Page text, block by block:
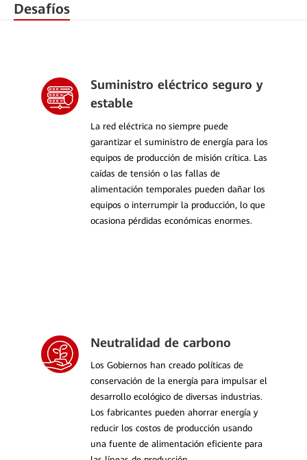
Desafíos
Suministro eléctrico seguro y
estable
La red eléctrica no siempre puede
garantizar el suministro de energía para los
equipos de producción de misión crítica. Las
caídas de tensión o las fallas de
alimentación temporales pueden dañar los
equipos o interrumpir la producción, lo que
ocasiona pérdidas económicas enormes.
Neutralidad de carbono
Los Gobiernos han creado políticas de
conservación de la energía para impulsar el
desarrollo ecológico de diversas industrias.
Los fabricantes pueden ahorrar energía y
reducir los costos de producción usando
una fuente de alimentación eficiente para